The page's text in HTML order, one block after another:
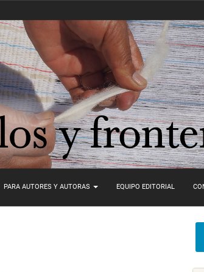
PARA AUTORES Y AUTORAS EQUIPO EDITORIAL